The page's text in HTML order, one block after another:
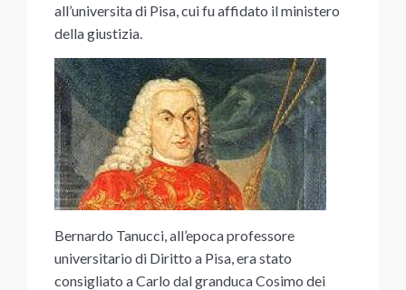
all’universita di Pisa, cui fu affidato il ministero
della giustizia.
Bernardo Tanucci, all’epoca professore
universitario di Diritto a Pisa, era stato
consigliato a Carlo dal granduca Cosimo dei